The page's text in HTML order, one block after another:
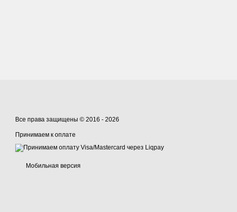
Все права защищены © 2016 - 2026
Принимаем к оплате
Мобильная версия